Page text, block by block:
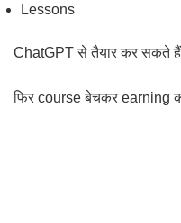
Lessons
ChatGPT से तैयार कर सकते
फिर course बेचकर earning